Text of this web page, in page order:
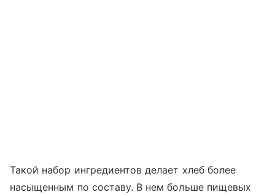
Такой набор ингредиентов делает хлеб более
насыщенным по составу. В нем больше пищевых